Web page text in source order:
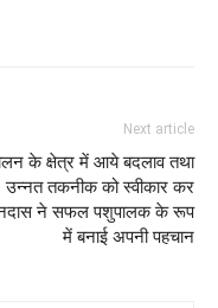
Next article
के क्षेत्र में आये बदलाव तथा
उन्नत तकनीक को स्वीकार कर
ने सफल पशुपालक के रूप
में बनाई अपनी पहचान